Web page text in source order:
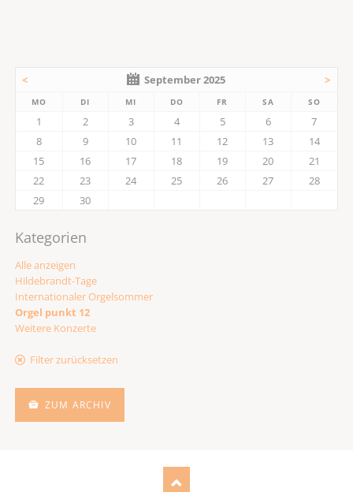
< September 2025 >
MO DI MI DO FR SA SO
1 2 3 4 5 6
7
8
9 10 11 12 13
14
15
16 17 18 19 20
21
22
23 24 25 26 27
28
29
30
Kategorien
Alle anzeigen
Hildebrandt-Tage
Internationaler Orgelsommer
Orgel punkt 12
Weitere Konzerte
Filter zurücksetzen
ZUM ARCHIV